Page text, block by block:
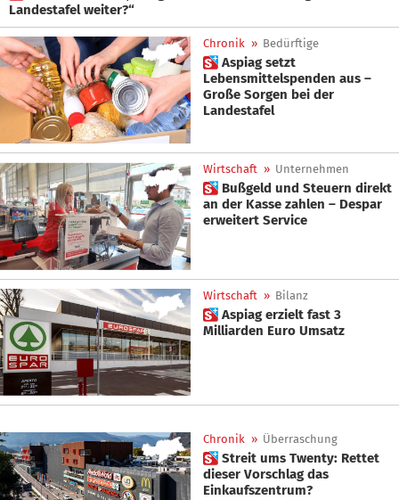
Landestafel weiter?“
Chronik » Bedürftige
 Aspiag setzt
Lebensmittelspenden aus –
Große Sorgen bei der
Landestafel
Wirtschaft » Unternehmen
 Bußgeld und Steuern direkt
an der Kasse zahlen – Despar
erweitert Service
Wirtschaft » Bilanz
 Aspiag erzielt fast 3
Milliarden Euro Umsatz
Chronik » Überraschung
 Streit ums Twenty: Rettet
dieser Vorschlag das
Einkaufszentrum?